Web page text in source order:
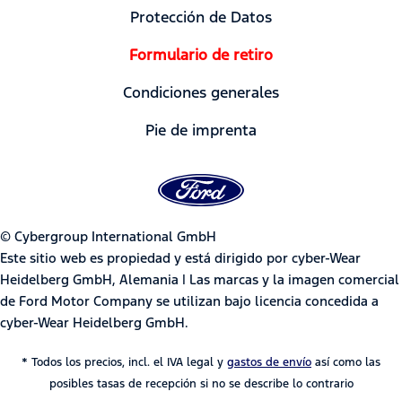
Protección de Datos
Formulario de retiro
Condiciones generales
Pie de imprenta
© Cybergroup International GmbH
Este sitio web es propiedad y está dirigido por cyber-Wear
Heidelberg GmbH, Alemania | Las marcas y la imagen comercial
de Ford Motor Company se utilizan bajo licencia concedida a
cyber-Wear Heidelberg GmbH.
* Todos los precios, incl. el IVA legal y gastos de envío así como las
posibles tasas de recepción si no se describe lo contrario